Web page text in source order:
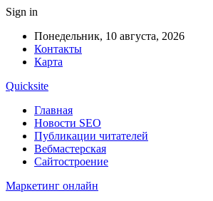
Sign in
Понедельник, 10 августа, 2026
Контакты
Карта
Quicksite
Главная
Новости SEO
Публикации читателей
Вебмастерская
Сайтостроение
Маркетинг онлайн